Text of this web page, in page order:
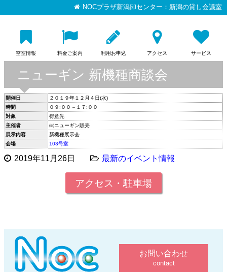
NOCプラザ新潟卸センター：新潟の貸し会議室
空室情報 料金ご案内 利用お申込 アクセス サービス
ニューギン 新機種商談会
開催日
２０１９年１２月４日(水)
時間
０９:００～１７:００
対象
得意先
主催者
㈱ニューギン販売
展示内容
新機種展示会
会場
103号室
2019年11月26日 最新のイベント情報
アクセス・駐車場
お問い合わせ
contact